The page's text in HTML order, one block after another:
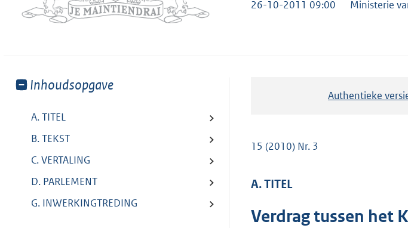
26-10-2011 09:00 Ministerie
Toon
van:
Inhoudsopgave
A. TITEL
B. TEKST
C. VERTALING
D. PARLEMENT
G. INWERKINGTREDING
Authentieke
15 (2010) Nr. 3
A. TITEL
Verdrag tussen het